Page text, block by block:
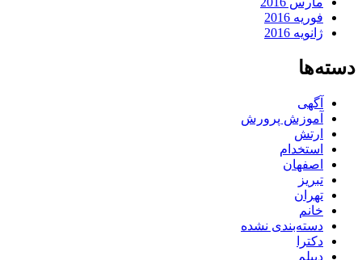
فوریه 2016
ژانویه 2016
دسته‌ها
آگهی
آموزش پرورش
ارتش
استخدام
اصفهان
تبریز
تهران
خانم
دسته‌بندی نشده
دکترا
دیپلم